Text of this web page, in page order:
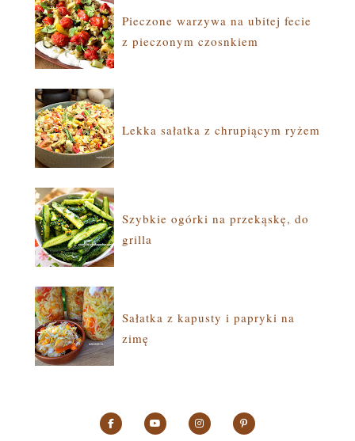
Pieczone warzywa na ubitej fecie
z pieczonym czosnkiem
Lekka sałatka z chrupiącym ryżem
Szybkie ogórki na przekąskę, do
grilla
Sałatka z kapusty i papryki na
zimę